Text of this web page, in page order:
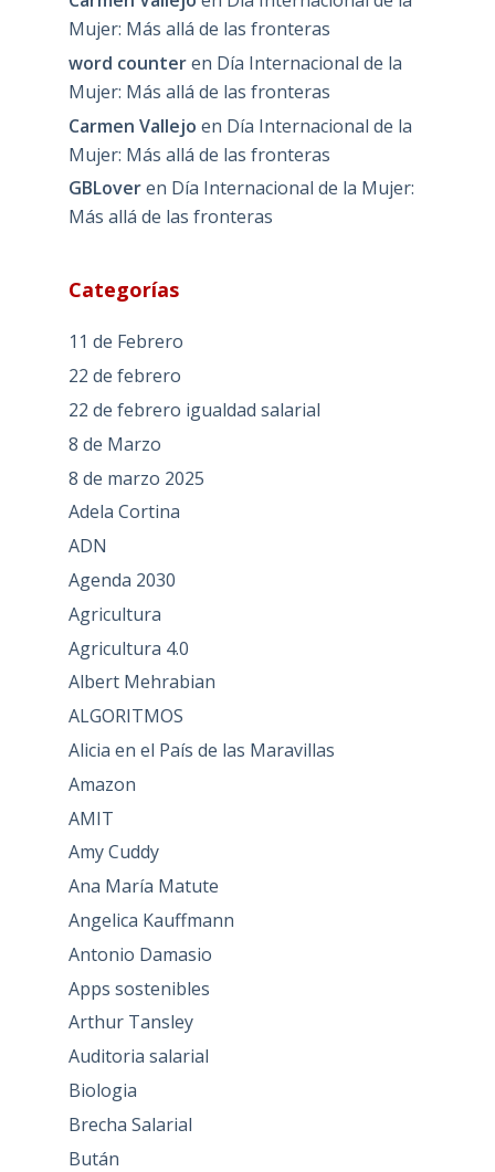
Mujer: Más allá de las fronteras
word counteren Día Internacional de la
Mujer: Más allá de las fronteras
Carmen Vallejo en Día Internacional de la
Mujer: Más allá de las fronteras
GBLoveren Día Internacional de la Mujer:
Más allá de las fronteras
Categorías
11 de Febrero
22 de febrero
22 de febrero igualdad salarial
8 de Marzo
8 de marzo 2025
Adela Cortina
ADN
Agenda 2030
Agricultura
Agricultura 4.0
Albert Mehrabian
ALGORITMOS
Alicia en el País de las Maravillas
Amazon
AMIT
Amy Cuddy
Ana María Matute
Angelica Kauffmann
Antonio Damasio
Apps sostenibles
Arthur Tansley
Auditoria salarial
Biologia
Brecha Salarial
Bután